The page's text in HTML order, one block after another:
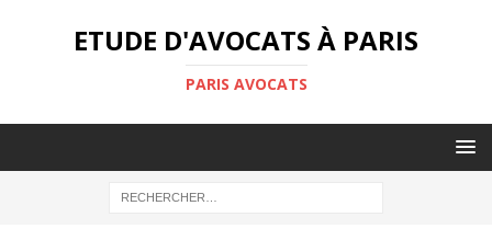
ETUDE D'AVOCATS À PARIS
PARIS AVOCATS